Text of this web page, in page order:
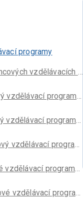
programy
Aktuální revize rámcových vzdělávacích programů (RVP)
RVP PV – Rámcový vzdělávací program pro předškolní vzdělávání
RVP ZV – Rámcový vzdělávací program pro základní vzdělávání
RVP ZUV – Rámcový vzdělávací program pro základní umělecké vzdělávání
RVP G* – Rámcové vzdělávací programy pro gymnázia
RVP SOV – Rámcové vzdělávací programy středního odborného vzdělávání